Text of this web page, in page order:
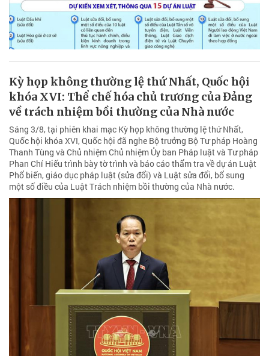
Kỳ họp không thường lệ thứ Nhất, Quốc hội
khóa XVI: Thể chế hóa chủ trương của Đảng
về trách nhiệm bồi thường của Nhà nước
Sáng 3/8, tại phiên khai mạc Kỳ họp không thường lệ thứ Nhất,
Quốc hội khóa XVI, Quốc hội đã nghe Bộ trưởng Bộ Tư pháp Hoàng
Thanh Tùng và Chủ nhiệm Chủ nhiệm Ủy ban Pháp luật và Tư pháp
Phan Chí Hiếu trình bày tờ trình và báo cáo thẩm tra về dự án Luật
Phổ biến, giáo dục pháp luật (sửa đổi) và Luật sửa đổi, bổ sung
một số điều của Luật Trách nhiệm bồi thường của Nhà nước.